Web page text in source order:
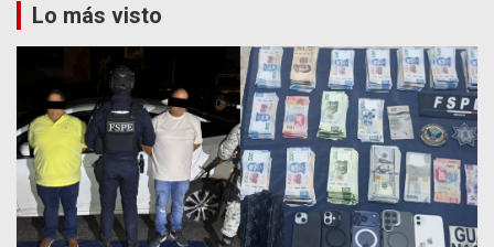
Lo más visto